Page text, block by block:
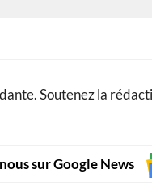
Soutenez la
sur Google News